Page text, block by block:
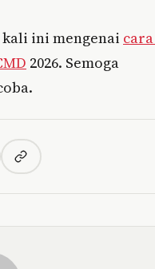
ini mengenai
2026. Semoga
Copy link